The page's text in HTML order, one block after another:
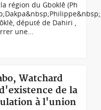
région du Gboklê (Ph
député de Dahiri ,
une...
Watchard
de la
à l'union